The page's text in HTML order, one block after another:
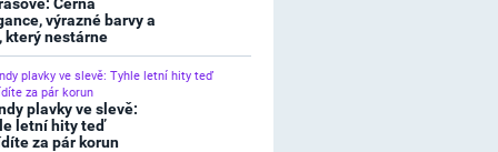
výrazné barvy a
který nestárne
plavky ve slevě:
letní hity teď
za pár korun